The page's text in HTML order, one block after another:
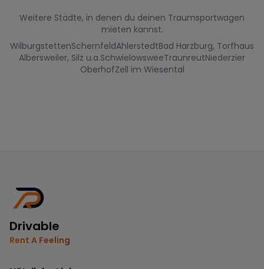
Weitere Städte, in denen du deinen Traumsportwagen
mieten kannst.
WilburgstettenSchernfeldAhlerstedtBad Harzburg, Torfhaus
Albersweiler, Silz u.a.SchwielowsweeTraunreutNiederzier
OberhofZell im Wiesental
Drivable
Rent A Feeling